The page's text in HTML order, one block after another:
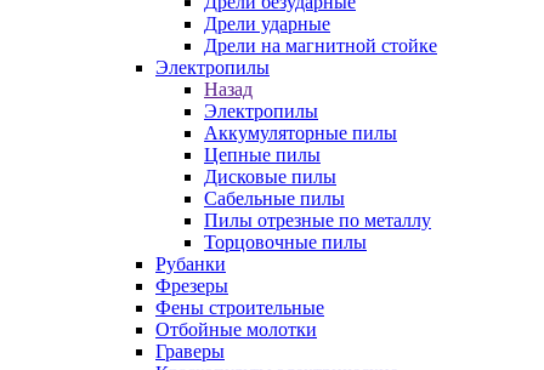
Дрели ударные
Дрели на магнитной стойке
Электропилы
Назад
Электропилы
Аккумуляторные пилы
Цепные пилы
Дисковые пилы
Сабельные пилы
Пилы отрезные по металлу
Торцовочные пилы
Рубанки
Фрезеры
Фены строительные
Отбойные молотки
Граверы